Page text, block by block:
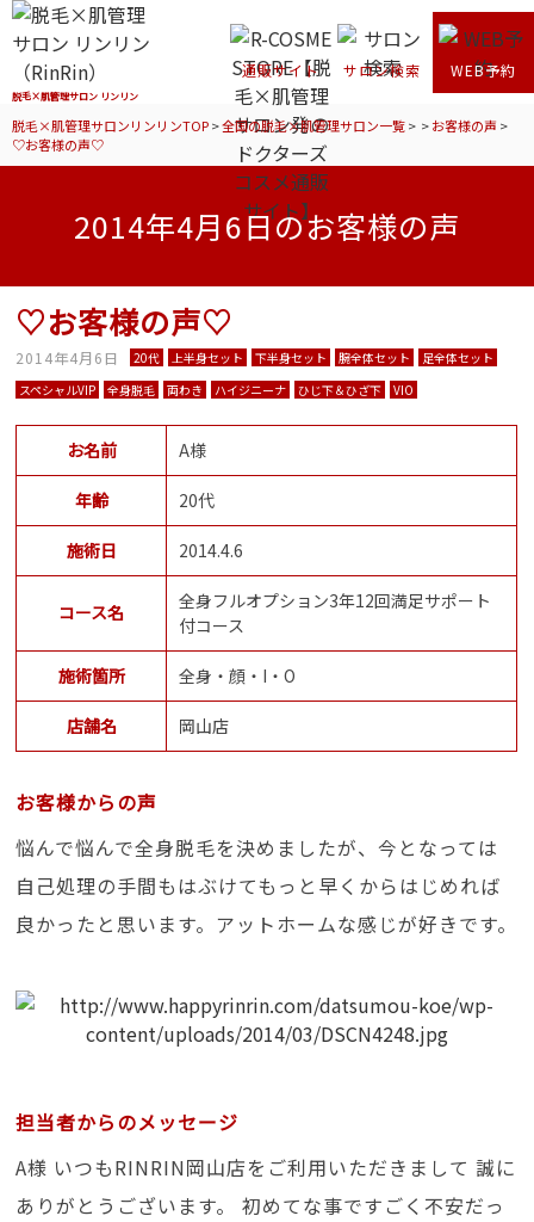
脱毛×肌管理サロン リンリン
通販サイト サロン検索 WEB予約
脱毛×肌管理サロンリンリンTOP>全国の脱毛×肌管理サロン一覧> >お客様の声 >
♡お客様の声♡
2014年4月6日のお客様の声
♡お客様の声♡
2014年4月6日 20代 上半身セット 下半身セット 腕全体セット
足全体セット
スペシャルVIP
全身脱毛 両わき ハイジニーナ ひじ下＆ひざ下 VIO
お名前 A様
年齢 20代
施術日 2014.4.6
コース名
全身フルオプション3年12回満足サポート
付コース
施術箇所 全身・顔・I・O
店舗名 岡山店
お客様からの声
悩んで悩んで全身脱毛を決めましたが、今となっては
自己処理の手間もはぶけてもっと早くからはじめれば
良かったと思います。アットホームな感じが好きです。
担当者からのメッセージ
A様 いつもRINRIN岡山店をご利用いただきまして 誠に
ありがとうございます。 初めてな事ですごく不安だっ